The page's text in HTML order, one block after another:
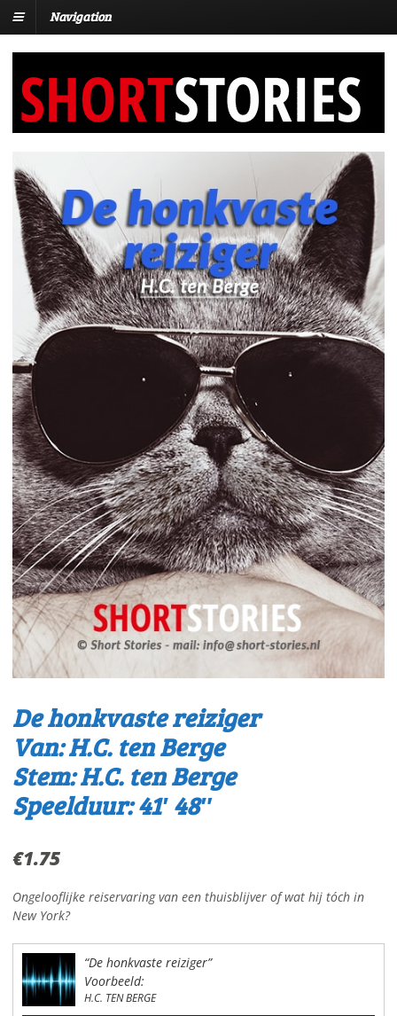
Navigation
De honkvaste reiziger
Van: H.C. ten Berge
Stem: H.C. ten Berge
Speelduur: 41′ 48″
€1.75
Ongelooflijke reiservaring van een thuisblijver of wat hij tóch in
New York?
“De honkvaste reiziger”
Voorbeeld:
H.C. TEN BERGE